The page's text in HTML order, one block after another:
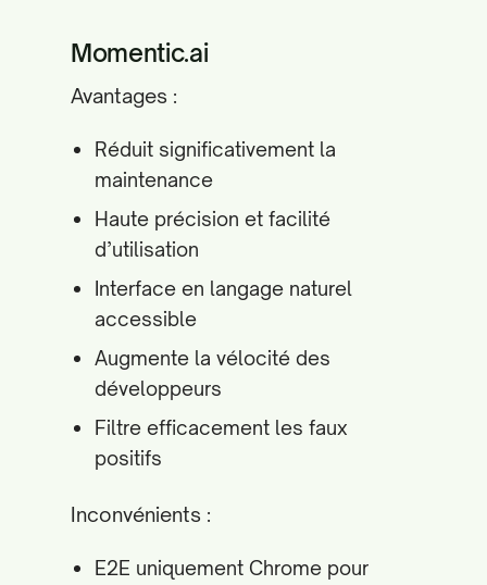
Momentic.ai
Avantages :
Réduit significativement la
maintenance
Haute précision et facilité
d’utilisation
Interface en langage naturel
accessible
Augmente la vélocité des
développeurs
Filtre efficacement les faux
positifs
Inconvénients :
E2E uniquement Chrome pour